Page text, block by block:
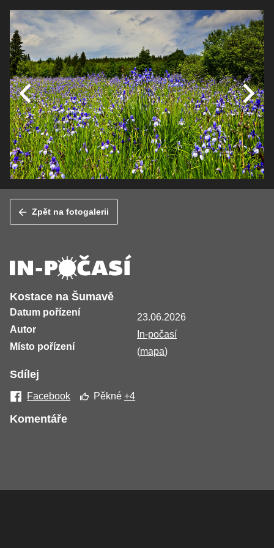
Zpět na fotogalerii
Kostace na Šumavě
Datum pořízení
23.06.2026
Autor
In-počasí
Místo pořízení
(mapa)
Sdílej
Facebook Pěkné+4
Komentáře